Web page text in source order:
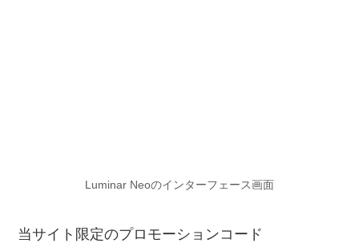
Luminar Neoのインターフェース画面
当サイト限定のプロモーションコード